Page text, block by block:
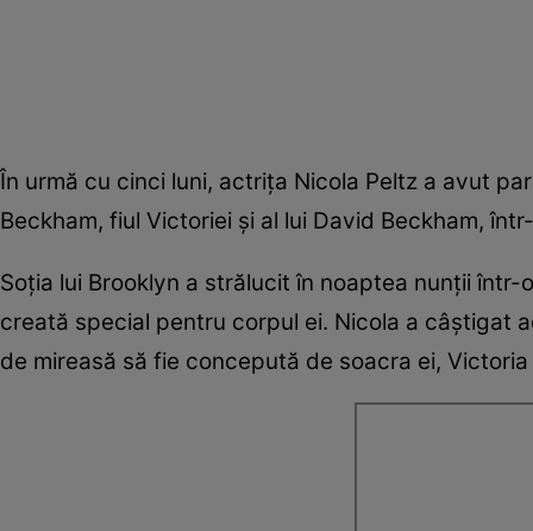
În urmă cu cinci luni, actrița Nicola Peltz a avut
Beckham, fiul Victoriei și al lui David Beckham,
Soția lui Brooklyn a strălucit în noaptea nunții
creată special pentru corpul ei. Nicola a câștigat
de mireasă să fie concepută de soacra ei,